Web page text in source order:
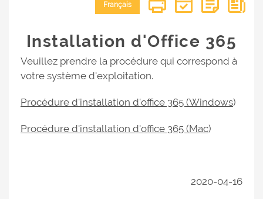
Français
Installation d'Office 365
Veuillez prendre la procédure qui correspond à
votre système d'exploitation.
Procédure d'installation d'office 365 (Windows)
Procédure d'installation d'office 365 (Mac)
2020-04-16